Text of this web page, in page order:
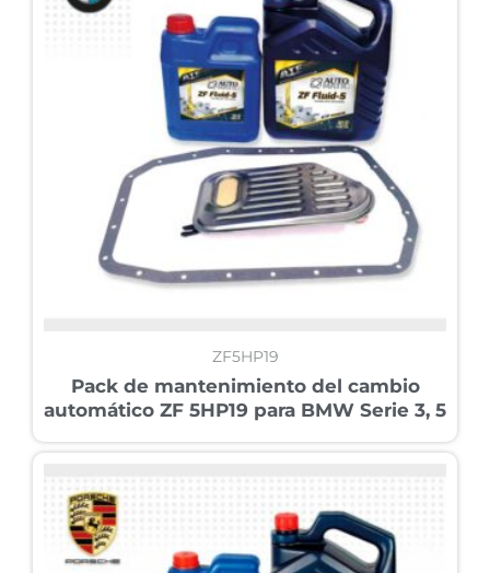
ZF5HP19
Pack de mantenimiento del cambio
automático ZF 5HP19 para BMW Serie 3, 5